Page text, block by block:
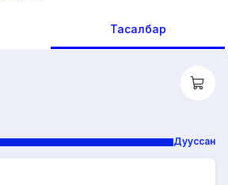
Тасалбар
Дууссан